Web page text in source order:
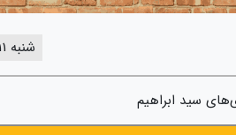
شنبه 11 دی 1395، ساعت 22:12
سید ابراهیم